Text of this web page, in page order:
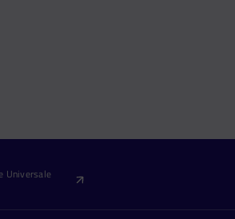
Universale